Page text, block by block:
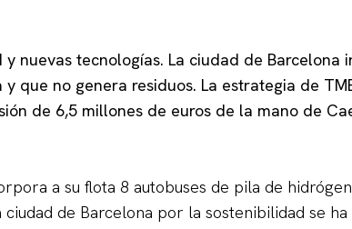
nuevas tecnologías. La ciudad de
que no genera residuos. La estrategia de
de 6,5 millones de euros de la mano de
a su flota 8 autobuses de pila de
de Barcelona por la sostenibilidad se